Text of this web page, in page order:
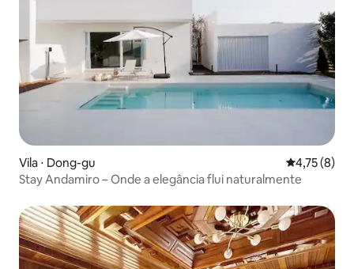
Vila ⋅ Dong-gu 4,75 de
4,75 (8)
Stay Andamiro – Onde a elegância flui naturalmente